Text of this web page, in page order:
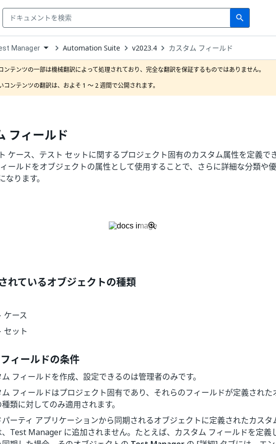
search
Search
Manager Automation Suite v2023.4 カスタム フィールド
ンテンツの一部は機械翻訳によって処理されており、完全な翻訳を保証するものではありません。
コンテンツの翻訳は、およそ 1 ～ 2 週間で公開されます。
フィールド
ケース、テスト セットに関するプロジェクト固有のカスタム属性を定義でき
ールドをオブジェクトの属性として使用することで、さらに詳細な分類や
なります。
れているオブジェクトの種類
ケース
セット
ィールドの条件
フィールドを作成、設定できるのは管理者のみです。
ム フィールドはプロジェクト固有であり、それらのフィールドが定義された
類に対してのみ適用されます。
ーティ アプリケーションから同期されるオブジェクトに定義されたカスタ
Test Manager に追加されません。たとえば、カスタム フィールドを定義